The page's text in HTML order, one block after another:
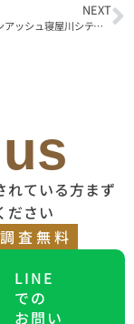
NEXT
寝屋川市 グランアッシュ寝屋川シティマーク サウスリッジ リフォーム工事完了
れている方まず
ださい
査無料
LINE
での
お問い